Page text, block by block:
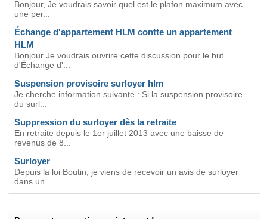
Bonjour, Je voudrais savoir quel est le plafon maximum avec
une per...
Échange d'appartement HLM contte un appartement
HLM
Bonjour Je voudrais ouvrire cette discussion pour le but
d'Échange d'...
Suspension provisoire surloyer hlm
Je cherche information suivante : Si la suspension provisoire
du surl...
Suppression du surloyer dès la retraite
En retraite depuis le 1er juillet 2013 avec une baisse de
revenus de 8...
Surloyer
Depuis la loi Boutin, je viens de recevoir un avis de surloyer
dans un...